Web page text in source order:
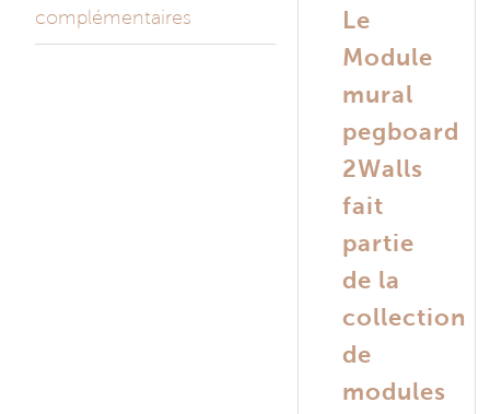
complémentaires
Le
Module
mural
pegboard
2Walls
fait
partie
de la
collection
de
modules